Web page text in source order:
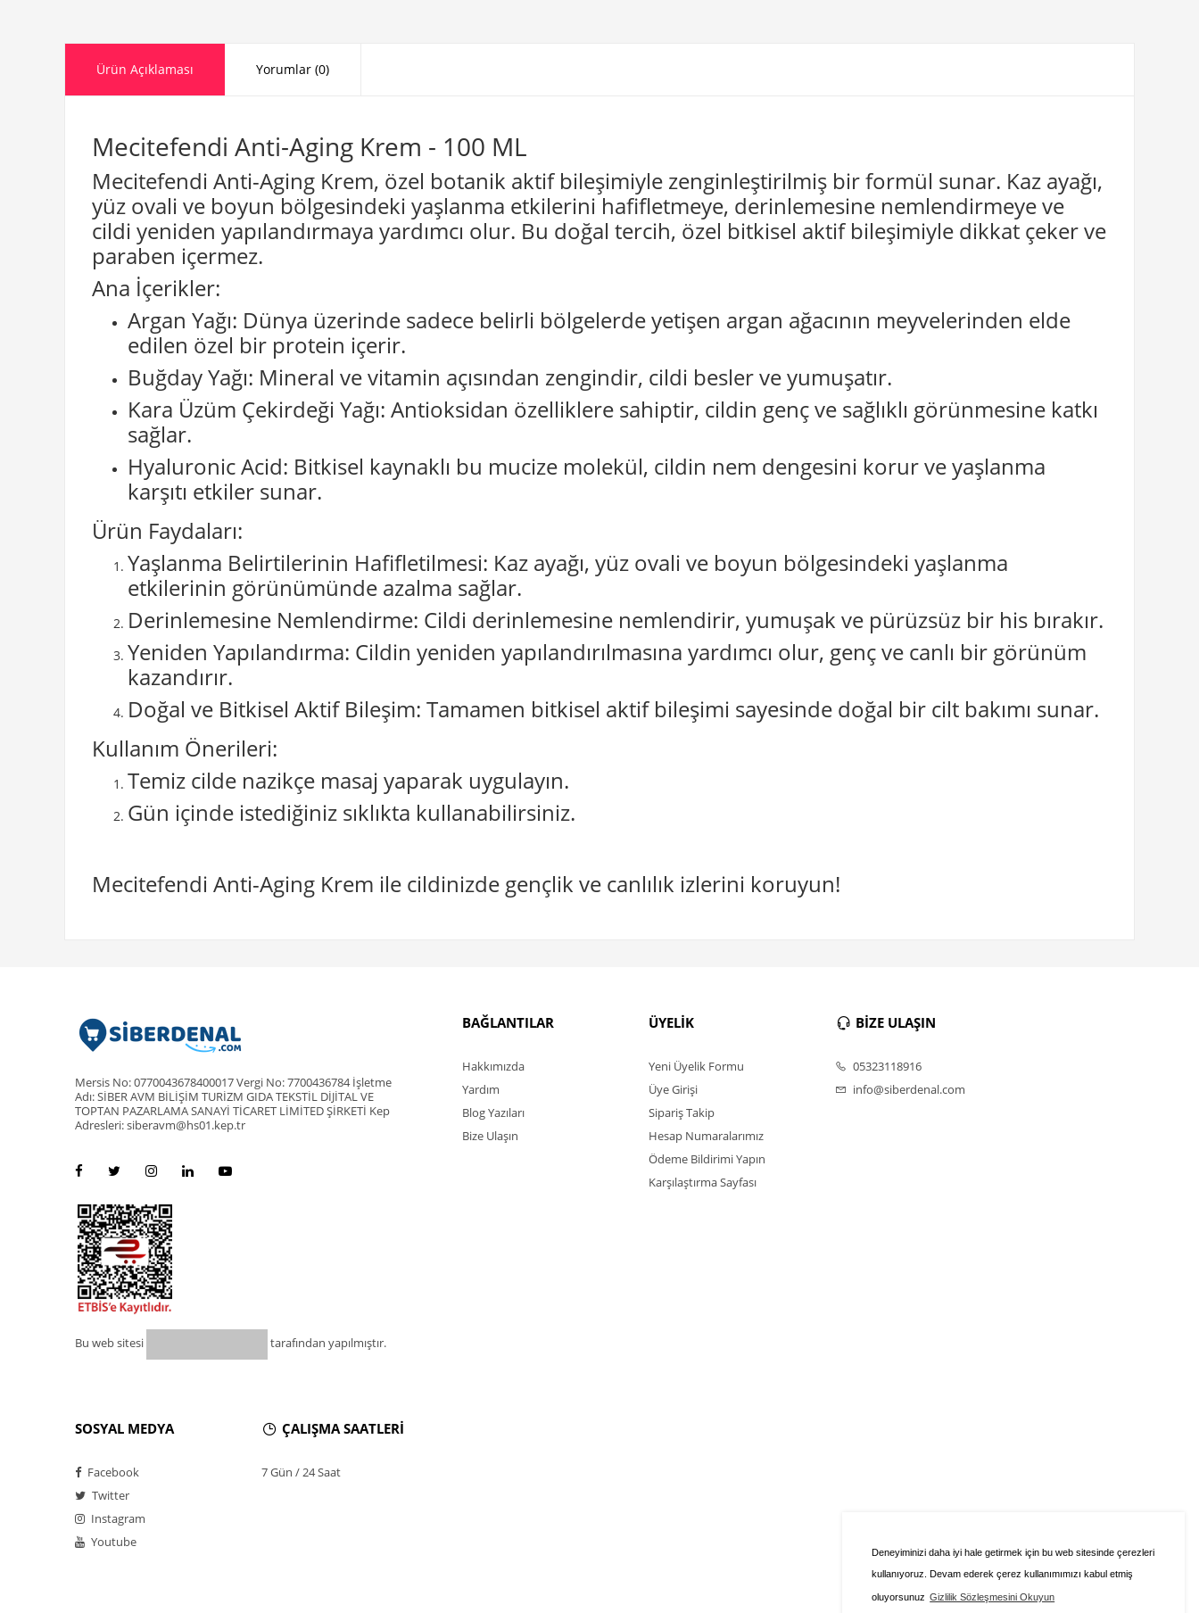
Deneyiminizi daha iyi hale getirmek için bu web sitesinde çerezleri
kullanıyoruz. Devam ederek çerez kullanımımızı kabul etmiş
oluyorsunuz Gizlilik Sözleşmesini Okuyun
Ürün Açıklaması Yorumlar (0)
Mecitefendi Anti-Aging Krem - 100 ML
Mecitefendi Anti-Aging Krem, özel botanik aktif bileşimiyle zenginleştirilmiş bir formül sunar. Kaz ayağı,
yüz ovali ve boyun bölgesindeki yaşlanma etkilerini hafifletmeye, derinlemesine nemlendirmeye ve
cildi yeniden yapılandırmaya yardımcı olur. Bu doğal tercih, özel bitkisel aktif bileşimiyle dikkat çeker ve
paraben içermez.
Ana İçerikler:
Argan Yağı: Dünya üzerinde sadece belirli bölgelerde yetişen argan ağacının meyvelerinden elde
edilen özel bir protein içerir.
Buğday Yağı: Mineral ve vitamin açısından zengindir, cildi besler ve yumuşatır.
Kara Üzüm Çekirdeği Yağı: Antioksidan özelliklere sahiptir, cildin genç ve sağlıklı görünmesine katkı
sağlar.
Hyaluronic Acid: Bitkisel kaynaklı bu mucize molekül, cildin nem dengesini korur ve yaşlanma
karşıtı etkiler sunar.
Ürün Faydaları:
Yaşlanma Belirtilerinin Hafifletilmesi: Kaz ayağı, yüz ovali ve boyun bölgesindeki yaşlanma
etkilerinin görünümünde azalma sağlar.
Derinlemesine Nemlendirme: Cildi derinlemesine nemlendirir, yumuşak ve pürüzsüz bir his bırakır.
Yeniden Yapılandırma: Cildin yeniden yapılandırılmasına yardımcı olur, genç ve canlı bir görünüm
kazandırır.
Doğal ve Bitkisel Aktif Bileşim: Tamamen bitkisel aktif bileşimi sayesinde doğal bir cilt bakımı sunar.
Kullanım Önerileri:
Temiz cilde nazikçe masaj yaparak uygulayın.
Gün içinde istediğiniz sıklıkta kullanabilirsiniz.
Mecitefendi Anti-Aging Krem ile cildinizde gençlik ve canlılık izlerini koruyun!
Mersis No: 0770043678400017 Vergi No: 7700436784 İşletme
Adı: SİBER AVM BİLİŞİM TURİZM GIDA TEKSTİL DİJİTAL VE
TOPTAN PAZARLAMA SANAYİ TİCARET LİMİTED ŞİRKETİ Kep
Adresleri: siberavm@hs01.kep.tr
Bu web sitesi tarafından yapılmıştır.
BAĞLANTILAR
Hakkımızda
Yardım
Blog Yazıları
Bize Ulaşın
ÜYELİK
Yeni Üyelik Formu
Üye Girişi
Sipariş Takip
Hesap Numaralarımız
Ödeme Bildirimi Yapın
Karşılaştırma Sayfası
BİZE ULAŞIN
05323118916
info@siberdenal.com
SOSYAL MEDYA
Facebook
Twitter
Instagram
Youtube
ÇALIŞMA SAATLERİ
7 Gün / 24 Saat